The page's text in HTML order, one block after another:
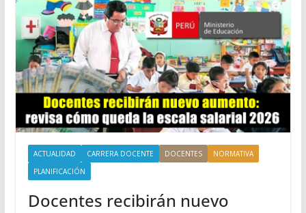
ACTUALIDAD CARRERA DOCENTE DOCENTES
NORMATIVA
PLANIFICACIÓN
Docentes recibirán nuevo